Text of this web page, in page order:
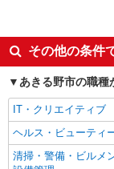
キープ
職業紹介
入社日応相談
経験者・有資格者歓
女性活躍中
フリーター歓迎
ブランクOK
エルダー（50代～）
その他の条件
あきる野市の職種
IT・クリエイティブ
ヘルス・ビューティ
清掃・警備・ビルメ